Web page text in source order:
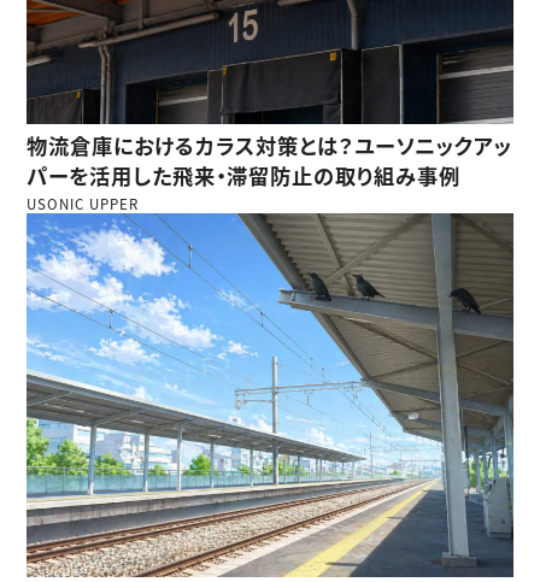
物流倉庫におけるカラス対策とは？ユーソニックアッ
パーを活用した飛来・滞留防止の取り組み事例
USONIC UPPER